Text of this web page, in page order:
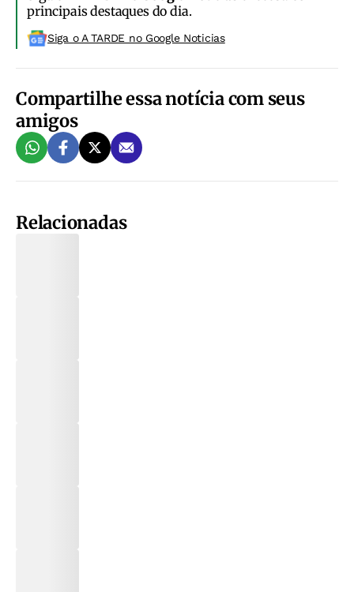
principais destaques do dia.
Siga o A TARDE no Google Noticias
Compartilhe essa notícia com seus
amigos
Relacionadas